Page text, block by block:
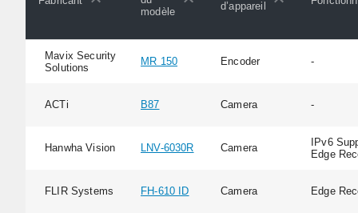
modèle
d’appareil
Mavix Security
Solutions
MR 150 Encoder -
ACTi B87 Camera -
Hanwha Vision LNV-6030R Camera
IPv6
Edge
FLIR Systems FH-610 ID Camera Edge